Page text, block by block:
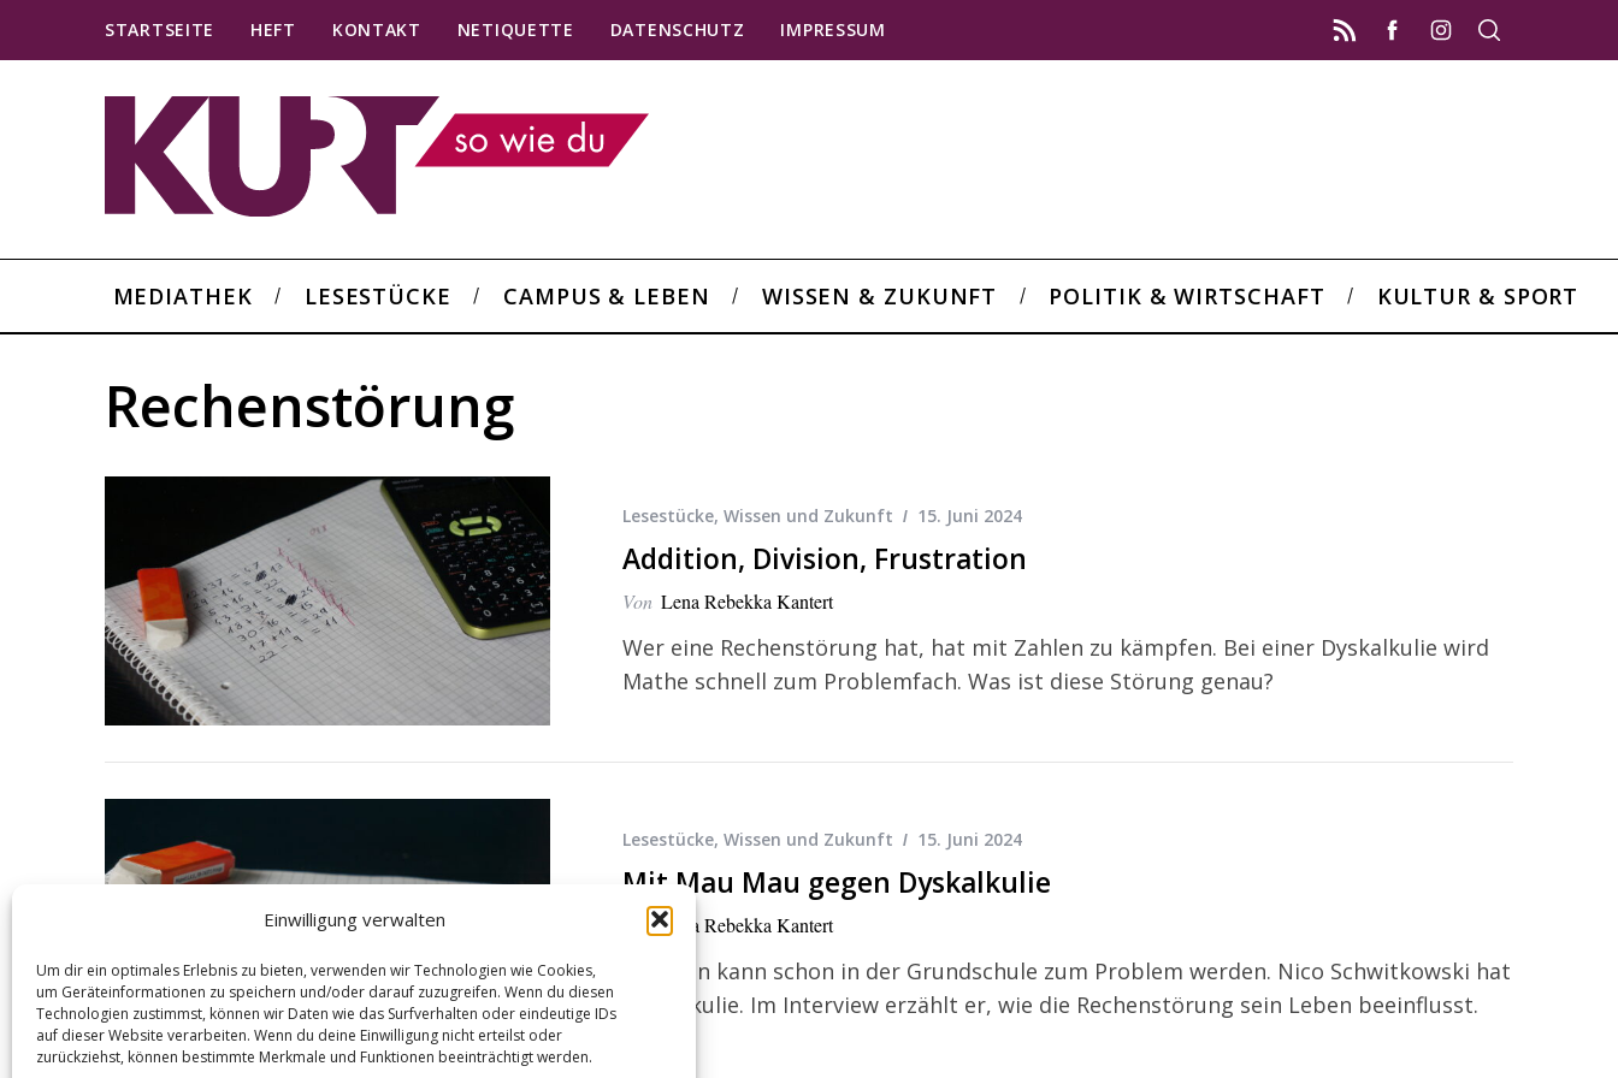
Einwilligung verwalten
Um dir ein optimales Erlebnis zu bieten, verwenden wir Technologien wie Cookies,
um Geräteinformationen zu speichern und/oder darauf zuzugreifen. Wenn du diesen
Technologien zustimmst, können wir Daten wie das Surfverhalten oder eindeutige IDs
auf dieser Website verarbeiten. Wenn du deine Einwilligung nicht erteilst oder
zurückziehst, können bestimmte Merkmale und Funktionen beeinträchtigt werden.
STARTSEITE HEFT KONTAKT NETIQUETTE DATENSCHUTZ IMPRESSUM
MEDIATHEK LESESTÜCKE CAMPUS & LEBEN WISSEN & ZUKUNFT POLITIK & WIRTSCHAFT KULTUR & SPORT
Rechenstörung
Lesestücke, Wissen und Zukunft 15. Juni 2024
Addition, Division, Frustration
Von Lena Rebekka Kantert
Wer eine Rechenstörung hat, hat mit Zahlen zu kämpfen. Bei einer Dyskalkulie wird
Mathe schnell zum Problemfach. Was ist diese Störung genau?
Lesestücke, Wissen und Zukunft 15. Juni 2024
Mit Mau Mau gegen Dyskalkulie
Von Lena Rebekka Kantert
Rechnen kann schon in der Grundschule zum Problem werden. Nico Schwitkowski hat
Dyskalkulie. Im Interview erzählt er, wie die Rechenstörung sein Leben beeinflusst.
S
a
r
c
h